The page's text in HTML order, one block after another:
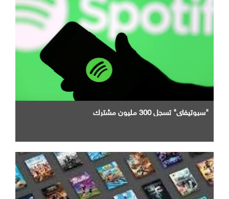
"سبوتيفاي" تسجل 300 مليون مشترك